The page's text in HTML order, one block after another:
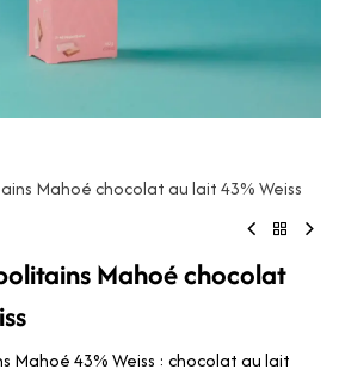
Mahoé chocolat au lait 43% Weiss
Mahoé chocolat
Mahoé 43% Weiss : chocolat au lait